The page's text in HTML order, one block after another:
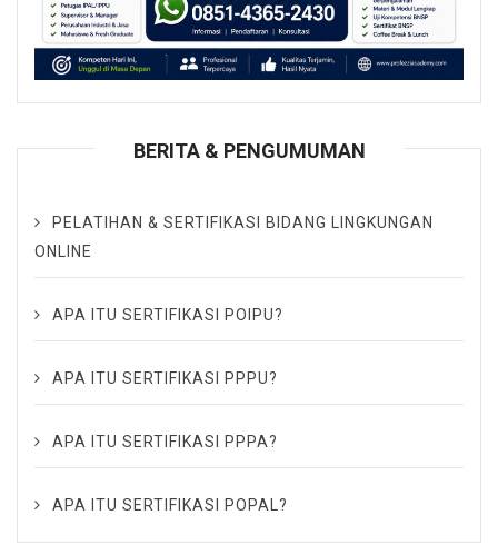
BERITA & PENGUMUMAN
PELATIHAN & SERTIFIKASI BIDANG LINGKUNGAN
ONLINE
APA ITU SERTIFIKASI POIPU?
APA ITU SERTIFIKASI PPPU?
APA ITU SERTIFIKASI PPPA?
APA ITU SERTIFIKASI POPAL?